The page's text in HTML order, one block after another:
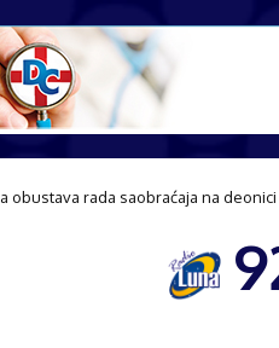
rada saobraćaja na deonici
ulozi u razvoju sela